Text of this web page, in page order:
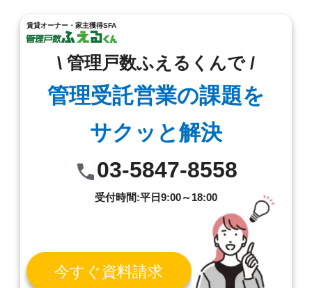
賃貸オーナー・家主獲得SFA
\ 管理戸数ふえるくんで /
管理受託営業の課題を
サクッと解決
03-5847-8558
受付時間:平日9:00～18:00
今すぐ資料請求